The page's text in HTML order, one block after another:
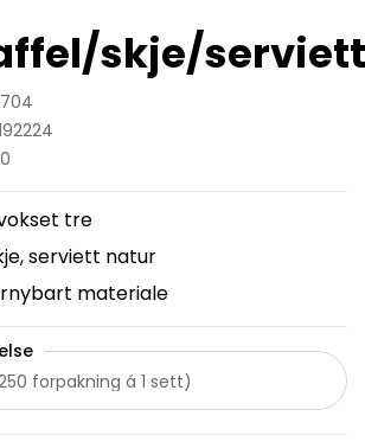
skje/serviett
tre
serviett natur
materiale
forpakning á 1 sett)